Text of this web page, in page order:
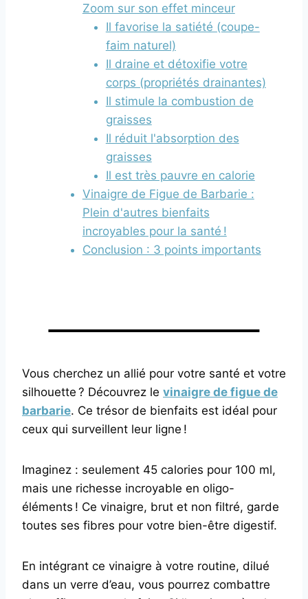
Zoom sur son effet minceur
Il favorise la satiété (coupe-
faim naturel)
Il draine et détoxifie votre
corps (propriétés drainantes)
Il stimule la combustion de
graisses
Il réduit l'absorption des
graisses
Il est très pauvre en calorie
Vinaigre de Figue de Barbarie :
Plein d'autres bienfaits
incroyables pour la santé !
Conclusion : 3 points importants
Vous cherchez un allié pour votre santé et votre
silhouette ? Découvrez le vinaigre de figue de
barbarie. Ce trésor de bienfaits est idéal pour
ceux qui surveillent leur ligne !
Imaginez : seulement 45 calories pour 100 ml,
mais une richesse incroyable en oligo-
éléments ! Ce vinaigre, brut et non filtré, garde
toutes ses fibres pour votre bien-être digestif.
En intégrant ce vinaigre à votre routine, dilué
dans un verre d’eau, vous pourrez combattre